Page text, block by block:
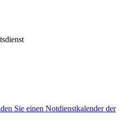
Sie einen Notdienstkalender der